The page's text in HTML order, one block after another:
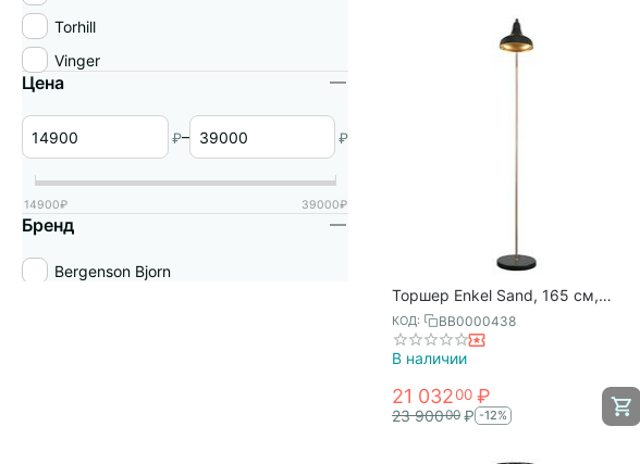
Торшер Enkel Sand, 165 см,
золотистый/черный, Bergenson
Bjorn
КОД: BB0000438
В наличии
21 03200 ₽
23 90000 ₽ -12%
Torhill
Vinger
Цена
₽– ₽
14900₽ 39000₽
Бренд
Bergenson Bjorn